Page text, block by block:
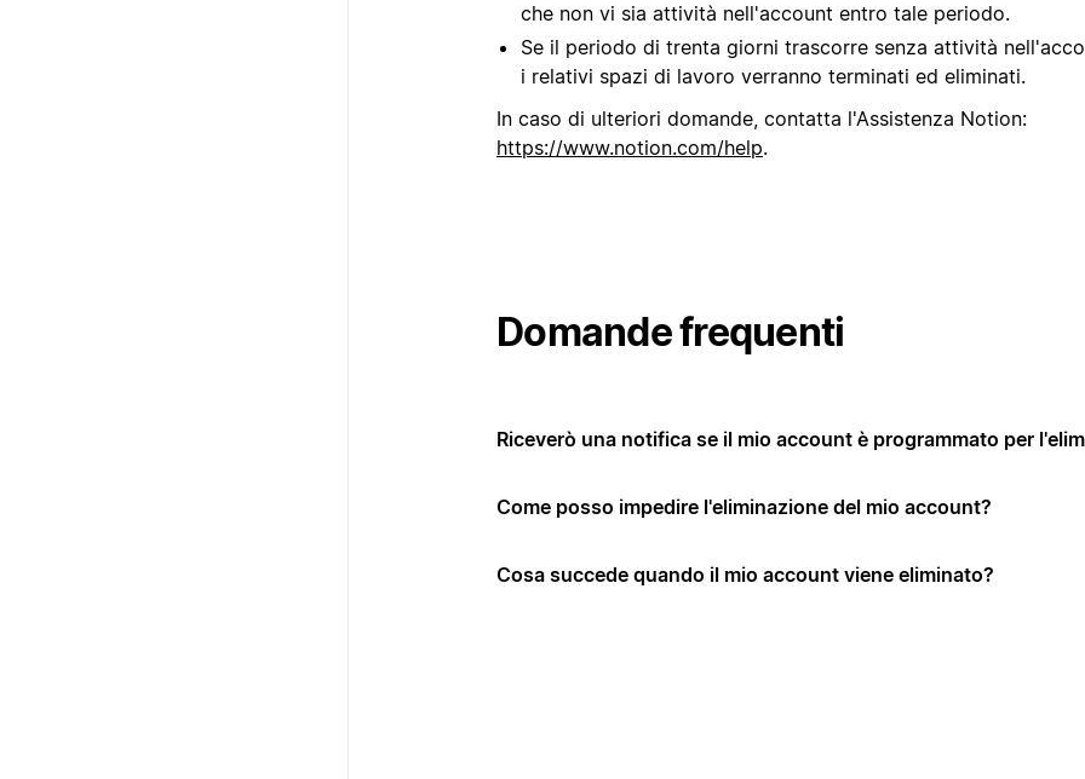
che non vi sia attività nell'account entro tale periodo.
Se il periodo di trenta giorni trascorre senza attività
i relativi spazi di lavoro verranno terminati ed eliminati.
In caso di ulteriori domande, contatta l'Assistenza Notion:
https://www.notion.com/help.
Domande frequenti
Riceverò una notifica se il mio account è programmato per
Come posso impedire l'eliminazione del mio account?
Cosa succede quando il mio account viene eliminato?